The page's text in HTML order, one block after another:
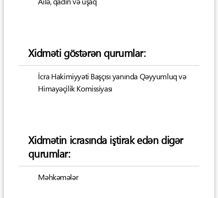
Xidməti göstərən qurumlar:
İcra Hakimiyyəti Başçısı yanında Qəyyumluq və
Himayəçilik Komissiyası
Xidmətin icrasında iştirak edən digər
qurumlar:
Məhkəmələr